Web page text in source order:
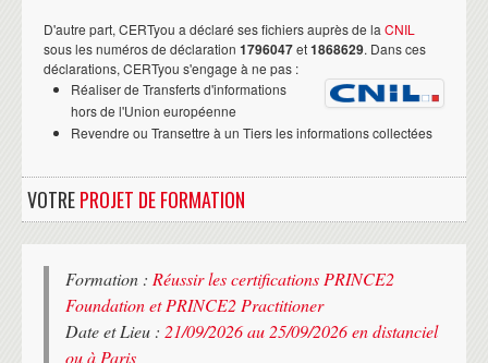
D'autre part, CERTyou a déclaré ses fichiers auprès de la CNIL
sous les numéros de déclaration 1796047et1868629. Dans ces
déclarations, CERTyou s'engage à ne pas :
Réaliser de Transferts d'informations
hors de l'Union européenne
Revendre ou Transettre à un Tiers les informations collectées
VOTREPROJET DE FORMATION
Formation : Réussir les certifications PRINCE2
Foundation et PRINCE2 Practitioner
Date et Lieu : 21/09/2026 au 25/09/2026 en distanciel
ou à Paris